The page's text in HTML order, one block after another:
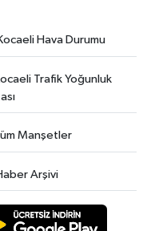
Hava Durumu
Trafik Yoğunluk
Manşetler
Arşivi